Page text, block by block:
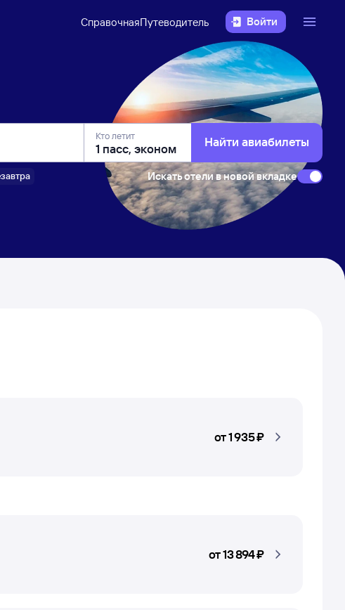
СправочнаяПутеводитель Войти
Кто летит Найти авиабилеты
Искать отели в новой вкладке
от1 ⁠935 ⁠₽
от13 ⁠894 ⁠₽